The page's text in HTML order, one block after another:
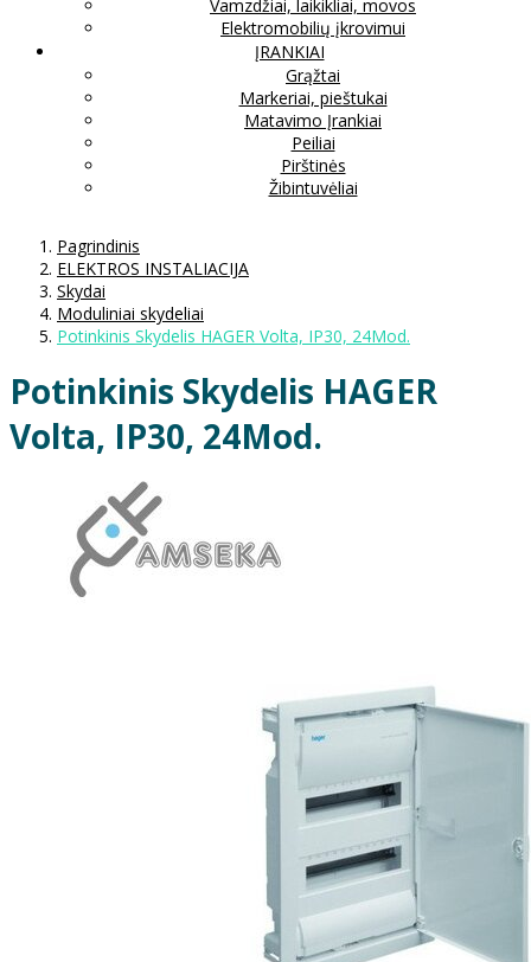
Vamzdžiai, laikikliai, movos
Elektromobilių įkrovimui
ĮRANKIAI
Grąžtai
Markeriai, pieštukai
Matavimo Įrankiai
Peiliai
Pirštinės
Žibintuvėliai
Pagrindinis
ELEKTROS INSTALIACIJA
Skydai
Moduliniai skydeliai
Potinkinis Skydelis HAGER Volta, IP30, 24Mod.
Potinkinis Skydelis HAGER
Volta, IP30, 24Mod.